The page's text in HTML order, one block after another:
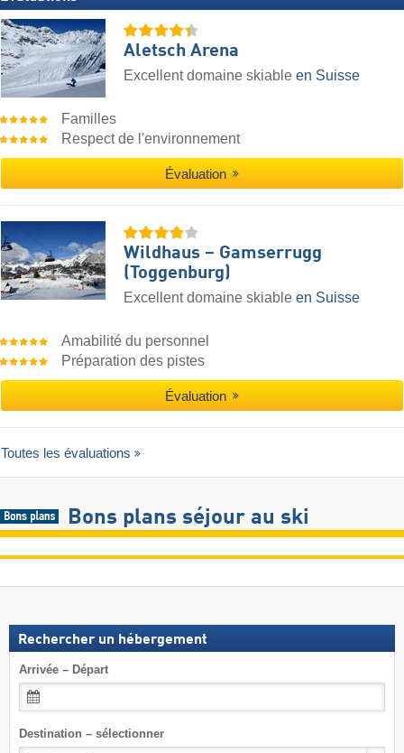
Aletsch Arena
Excellent domaine skiable en Suisse
Familles
Respect de l'environnement
Évaluation
Wildhaus – Gamserrugg
(Toggenburg)
Excellent domaine skiable en Suisse
Amabilité du personnel
Préparation des pistes
Évaluation
Toutes les évaluations
Bons plans séjour au ski
Rechercher un hébergement
Arrivée – Départ
Destination – sélectionner